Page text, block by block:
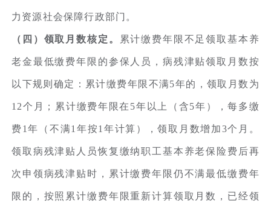
力资源社会保障行政部门。
（四）领取月数核定。 累计缴费年限不足领取基本养
老金最低缴费年限的参保人员，病残津贴领取月数按
以下规则确定：累计缴费年限不满5年的，领取月数为
12个月；累计缴费年限在5年以上（含5年），每多缴
费1年（不满1年按1年计算），领取月数增加3个月。
领取病残津贴人员恢复缴纳职工基本养老保险费后再
次申领病残津贴时，累计缴费年限仍不满最低缴费年
限的，按照累计缴费年限重新计算领取月数，已经领